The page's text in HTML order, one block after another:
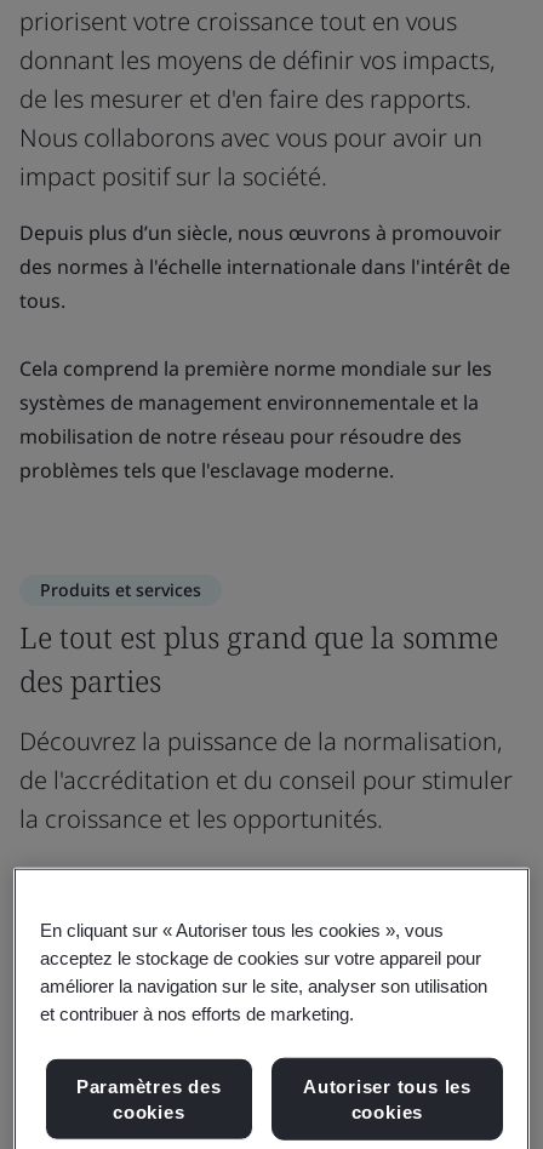
priorisent votre croissance tout en vous
donnant les moyens de définir vos impacts,
de les mesurer et d'en faire des rapports.
Nous collaborons avec vous pour avoir un
impact positif sur la société.
Depuis plus d’un siècle, nous œuvrons à promouvoir
des normes à l'échelle internationale dans l'intérêt de
tous.
Cela comprend la première norme mondiale sur les
systèmes de management environnementale et la
mobilisation de notre réseau pour résoudre des
problèmes tels que l'esclavage moderne.
Produits et services
Le tout est plus grand que la somme
des parties
Découvrez la puissance de la normalisation,
de l'accréditation et du conseil pour stimuler
la croissance et les opportunités.
Normes
Évaluation et certification
En cliquant sur « Autoriser tous les cookies », vous
acceptez le stockage de cookies sur votre appareil pour
améliorer la navigation sur le site, analyser son utilisation
et contribuer à nos efforts de marketing.
Paramètres des
cookies
Autoriser tous les
cookies